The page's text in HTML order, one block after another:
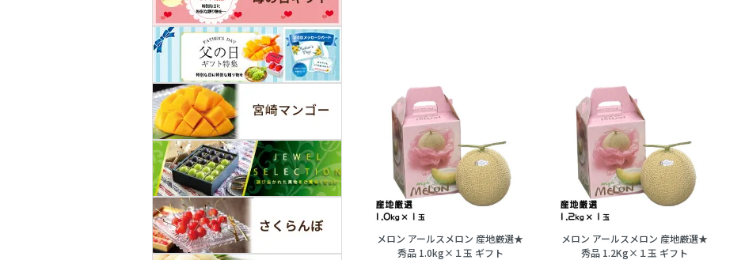
メロン アールスメロン 産地厳選★
秀品 1.0kg×１玉 ギフト
メロン アールスメロン 産地厳選★
秀品 1.2Kg×１玉 ギフト